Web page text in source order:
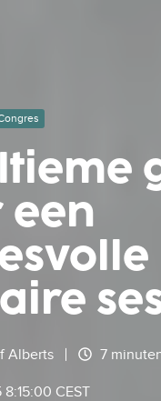
een
Alberts 7
CEST